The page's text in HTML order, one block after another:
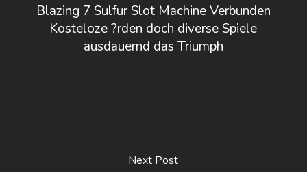
Blazing 7 Sulfur Slot Machine Verbunden
Kosteloze ?rden doch diverse Spiele
ausdauernd das Triumph
Next Post